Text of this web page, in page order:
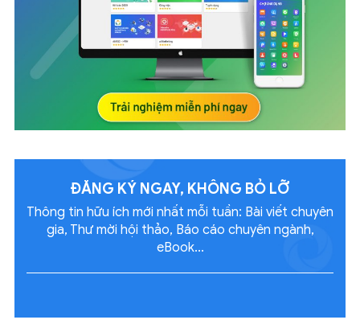
ĐĂNG KÝ NGAY, KHÔNG BỎ LỠ
Thông tin hữu ích mới nhất mỗi tuần: Bài viết chuyên
gia, Thư mời hội thảo, Báo cáo chuyên ngành,
eBook...